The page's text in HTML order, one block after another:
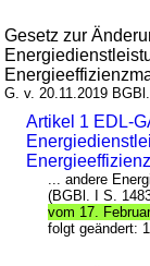
Gesetz zur
G. v. 20.11.2019
Artikel 1 EDL-
... andere
(BGBl. I S.
vom 17.
folgt geändert: